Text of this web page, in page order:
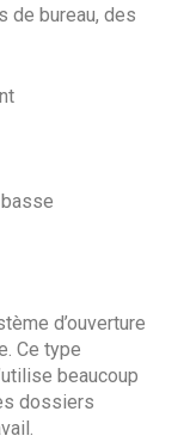
de bureau, des
d’ouverture
Ce type
beaucoup
dossiers